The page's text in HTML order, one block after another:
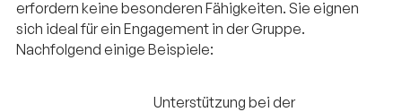
erfordern keine besonderen Fähigkeiten. Sie eignen
sich ideal für ein Engagement in der Gruppe.
Nachfolgend einige Beispiele:
Unterstützung bei der